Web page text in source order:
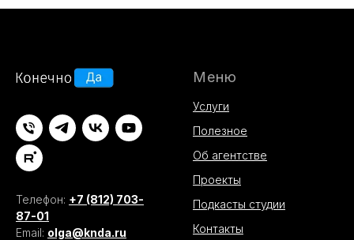
Телефон: +7 (812) 703-
87-01
Email: olga@knda.ru
Меню
Услуги
Полезное
Об агентстве
Проекты
Подкасты студии
Контакты